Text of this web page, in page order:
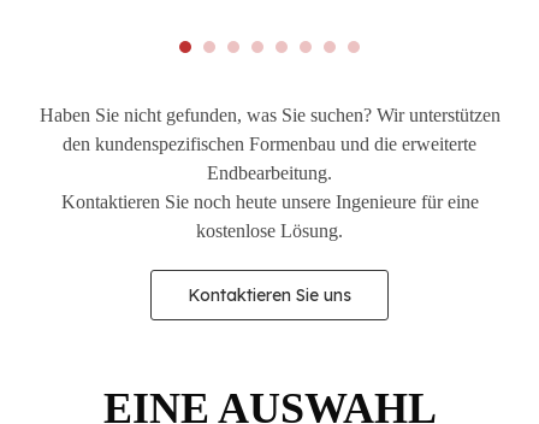
Haben Sie nicht gefunden, was Sie suchen? Wir unterstützen
den kundenspezifischen Formenbau und die erweiterte
Endbearbeitung.
Kontaktieren Sie noch heute unsere Ingenieure für eine
kostenlose Lösung.
Kontaktieren Sie uns
EINE AUSWAHL